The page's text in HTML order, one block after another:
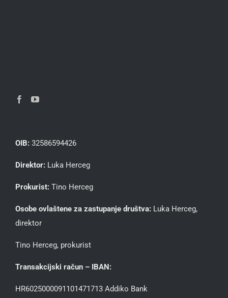
OIB: 32586594426
Direktor: Luka Herceg
Prokurist: Tino Herceg
Osobe ovlaštene za zastupanje društva: Luka Herceg,
direktor
Tino Herceg, prokurist
Transakcijski račun – IBAN:
HR6025000091101471713 Addiko Bank